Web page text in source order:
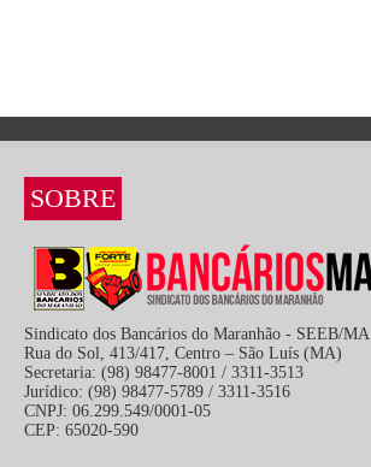
SOBRE
Sindicato dos Bancários do Maranhão - SEEB/MA
Rua do Sol, 413/417, Centro – São Luís (MA)
Secretaria: (98) 98477-8001 / 3311-3513
Jurídico: (98) 98477-5789 / 3311-3516
CNPJ: 06.299.549/0001-05
CEP: 65020-590